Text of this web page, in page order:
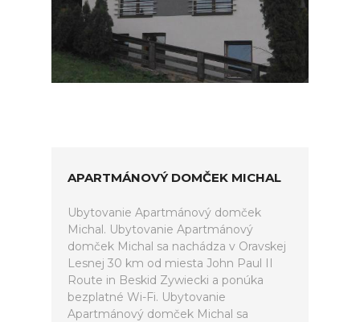
APARTMÁNOVÝ DOMČEK MICHAL
Ubytovanie Apartmánový domček
Michal. Ubytovanie Apartmánový
domček Michal sa nachádza v Oravskej
Lesnej 30 km od miesta John Paul II
Route in Beskid Zywiecki a ponúka
bezplatné Wi-Fi. Ubytovanie
Apartmánový domček Michal sa